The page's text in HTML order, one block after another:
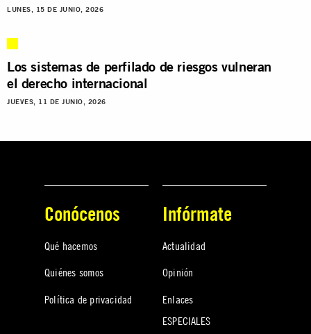
LUNES, 15 DE JUNIO, 2026
Los sistemas de perfilado de riesgos vulneran
el derecho internacional
JUEVES, 11 DE JUNIO, 2026
Conócenos
Qué hacemos
Quiénes somos
Política de privacidad
Infórmate
Actualidad
Opinión
Enlaces
ESPECIALES